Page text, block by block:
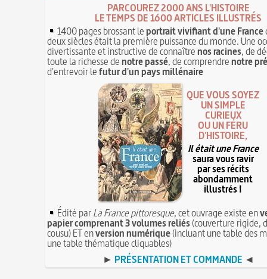
PARCOUREZ 2000 ANS L'HISTOIRE
LE TEMPS DE 1600 ARTICLES ILLUSTRÉS
1400 pages brossant leportrait vivifiant d'une France
deux siècles était la première puissance du monde. Une
divertissante et instructive de connaîtrenos racines, de
toute la richesse denotre passé, de comprendrenotre
d'entrevoir lefutur d'un pays millénaire
QUE VOUS SOYEZ
UN SIMPLE
CURIEUX
OU UN FÉRU
D'HISTOIRE,
Il était une France
saura vous ravir
par ses récits
abondamment
illustrés !
Édité parLa France pittoresque, cet ouvrage existe en
papier comprenant 3 volumes reliés(couverture rigide,
cousu) ET enversion numérique(incluant une table des
une table thématique cliquables)
► PRÉSENTATION ET COMMANDE ◄